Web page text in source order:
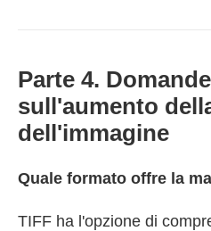
Parte 4.
sull'aumento
dell'immagine
Quale formato offre la
TIFF ha l'opzione di